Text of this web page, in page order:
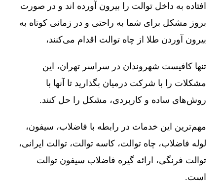
افتاده به داخل توالت را بیرون آورده اند و در صورت
بروز مشکل برای شما به راحتی و در زمانی کوتاه به
بیرون آوردن طلا از چاه توالت اقدام می‌کنند،
تنها کافیست شهروندان در سراسر تهران، این
مشکلات را با شرکت درمیان بگذارید تا آنها با
روش‌های ساده و کاربردی، مشکل را حل کنند.
مهم‌ترین این خدمات در رابطه با فاضلاب، سیفون،
لوله فاضلاب، چاه توالت، کاسه توالت، توالت ایرانی،
توالت فرنگی، ارائه گیره فاضلاب سیفون توالت
است.